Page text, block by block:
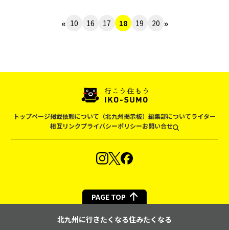
« 10 16 17 18 19 20 »
トップページ掲載依頼について（北九州掲示板） 編集部についてライター
相互リンクプライバシーポリシーお問い合せ
PAGE TOP
北九州に行きたくなる住みたくなる